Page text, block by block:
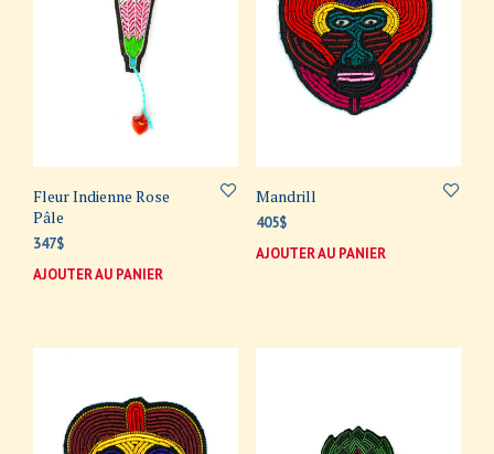
Fleur Indienne Rose
Pâle
347$
AJOUTER AU PANIER
Mandrill
405$
AJOUTER AU PANIER